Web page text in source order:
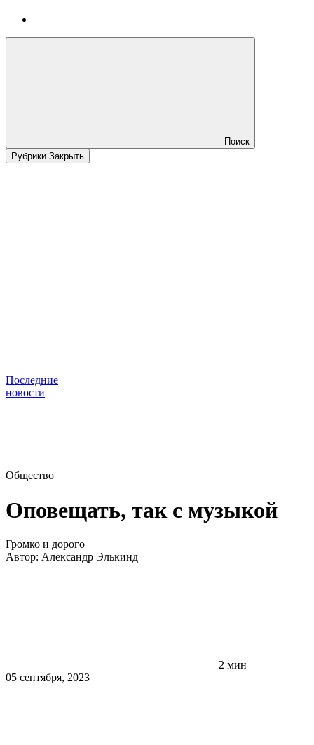
Поиск
Рубрики Закрыть
Последние
новости
Общество
Оповещать, так с музыкой
Громко и дорого
Автор: Александр Элькинд
2 мин
05 сентября, 2023